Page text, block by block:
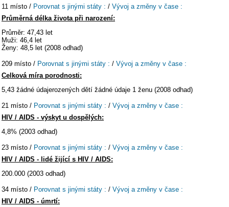
11 místo / Porovnat s jinými státy : / Vývoj a změny v čase :
Průměrná délka života při narození:
Průměr: 47,43 let
Muži: 46,4 let
Ženy: 48,5 let (2008 odhad)
209 místo / Porovnat s jinými státy : / Vývoj a změny v čase :
Celková míra porodnosti:
5,43 žádné údajerozených dětí žádné údaje 1 ženu (2008 odhad)
21 místo / Porovnat s jinými státy : / Vývoj a změny v čase :
HIV / AIDS - výskyt u dospělých:
4,8% (2003 odhad)
23 místo / Porovnat s jinými státy : / Vývoj a změny v čase :
HIV / AIDS - lidé žijící s HIV / AIDS:
200.000 (2003 odhad)
34 místo / Porovnat s jinými státy : / Vývoj a změny v čase :
HIV / AIDS - úmrtí: